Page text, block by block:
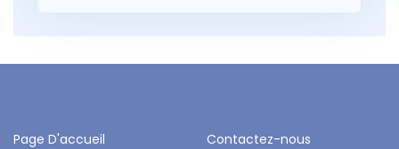
Page D'accueil
Contactez-nous